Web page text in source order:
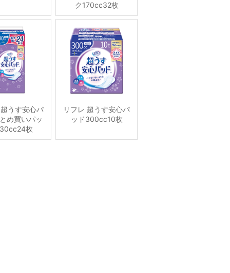
ク170cc32枚
うす安心パ
め買いパッ
枚
リフレ 超うす安心パ
ッド300cc10枚